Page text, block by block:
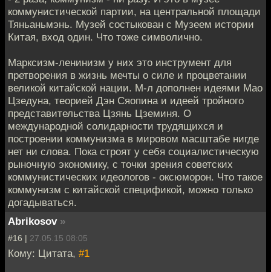
коммунистической партии, на центральной площади
Тяньаньмэнь. Музей состыкован с Музеем истории
Китая, вход один. Что тоже символично.
Марксизм-ленинизм у них это инструмент для
претворения в жизнь мечты о силе и процветании
великой китайской нации. М-л дополнен идеями Мао
Цзедуна, теорией Дэн Сяопина и идеей тройного
представительства Цзянь Цземиня. О
международной солидарности трудящихся и
построении коммунизма в мировом масштабе нигде
нет ни слова. Пока строят у себя социалистическую
рыночную экономику, с точки зрения советских
коммунистических идеологов - оксюморон. Что такое
коммунизм с китайской спецификой, можно только
догадываться.
Abrikosov »
#16 | 27.05.15 08:05
Кому: Цитата, #1